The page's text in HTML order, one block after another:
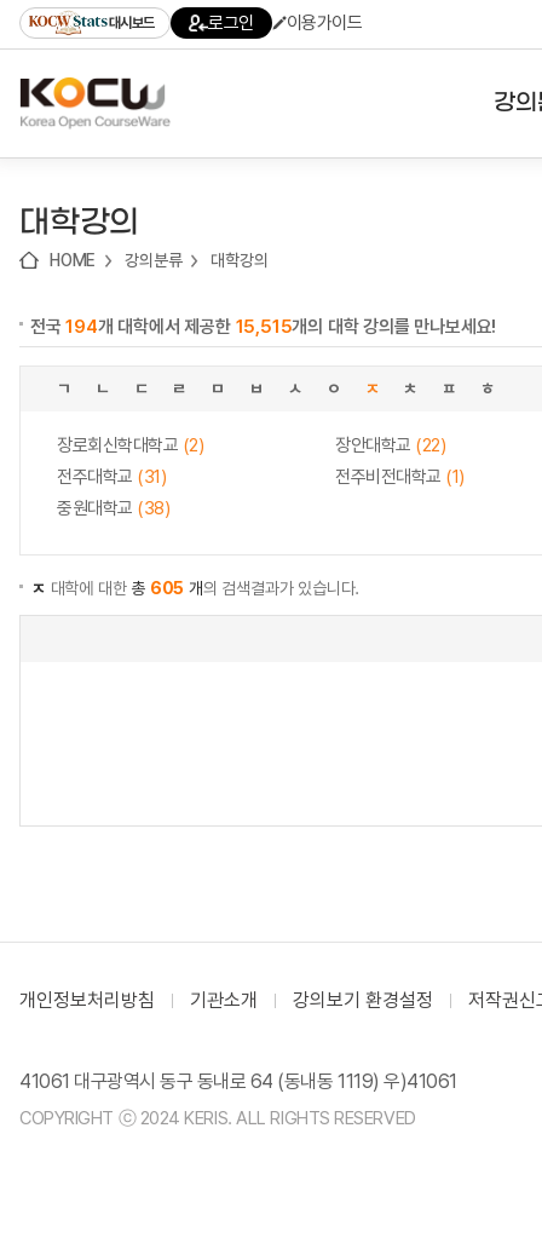
기
기
기
content)
가
대시보드 로그인 이용가이드
강
대학강의
HOME 강의분류 대학강의
전국194개 대학에서 제공한 15,515개의 대학 강의를 만나보세요!
ㄱ ㄴ ㄷ ㄹ ㅁ ㅂ ㅅ ㅇ ㅈ ㅊ ㅍ ㅎ
장로회신학대학교 (2) 장안대학교 (22)
전주대학교 (31) 전주비전대학교 (1)
중원대학교 (38)
ㅈ 대학에 대한총 605 개의 검색결과가 있습니다.
개인정보처리방침 기관소개 강의보기 환경설정 저작권신
41061 대구광역시 동구 동내로 64 (동내동 1119) 우)41061
COPYRIGHT ⓒ 2024 KERIS. ALL RIGHTS RESERVED